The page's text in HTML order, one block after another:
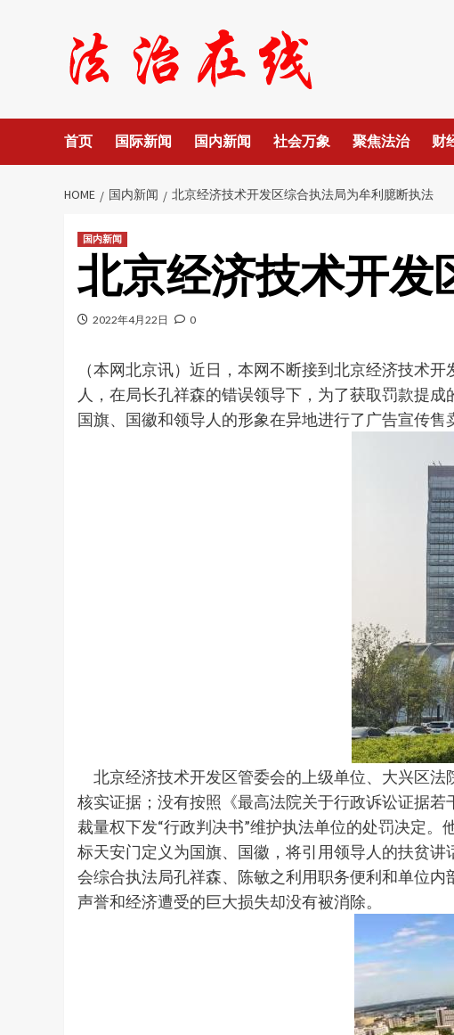
首页 国际新闻 国内新闻 社会万象 聚焦法治 财
HOME 国内新闻 北京经济技术开发区综合执法局为牟利臆断执法
国内新闻
北京经济技术开发
2022年4月22日 0
（本网北京讯）近日，本网不断接到北京经济技术
人，在局长孔祥森的错误领导下，为了获取罚款提
国旗、国徽和领导人的形象在异地进行了广告宣传售
北京经济技术开发区管委会的上级单位、大兴区法
核实证据；没有按照《最高法院关于行政诉讼证据
裁量权下发“行政判决书”维护执法单位的处罚决定
标天安门定义为国旗、国徽，将引用领导人的扶贫
会综合执法局孔祥森、陈敏之利用职务便利和单位
声誉和经济遭受的巨大损失却没有被消除。